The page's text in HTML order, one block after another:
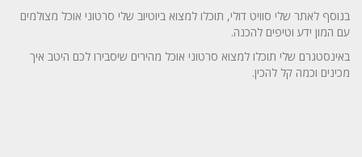
בנוסף לאתר שלי סוויט דולי, תוכלו למצוא ביוטיוב שלי סרטוני אוכל מצולמים
עם המון ידע וטיפים להכנה.
באינסטגרם שלי תוכלו למצוא סרטוני אוכל מהירים שיסבירו לכם היטב איך
מכינים וכמה קל להכין.